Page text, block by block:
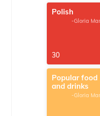
Polish
-Gloria
30
Popular food
and drinks
-Gloria